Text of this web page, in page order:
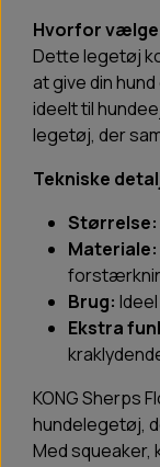
Hvorfor vælge
Dette legetøj
at give din
ideelt til
legetøj, der
Tekniske
Størrelse:
Materiale:
Brug:
Ekstra
KONG Sherps
hundelegetøj,
Med squeaker,